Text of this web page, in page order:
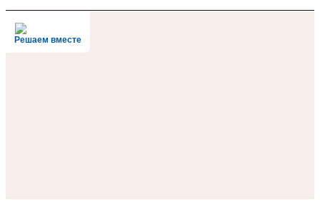
Решаем вместе